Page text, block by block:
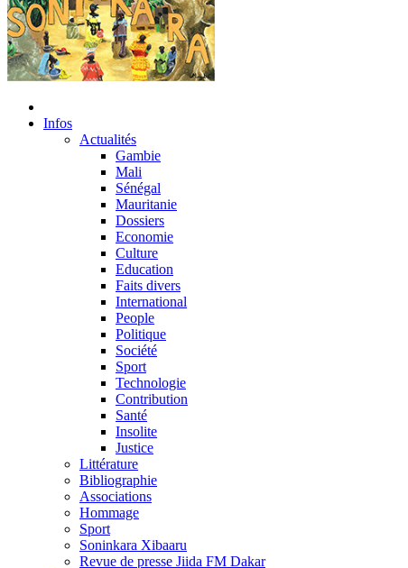
Infos
Actualités
Gambie
Mali
Sénégal
Mauritanie
Dossiers
Economie
Culture
Education
Faits divers
International
People
Politique
Société
Sport
Technologie
Contribution
Santé
Insolite
Justice
Littérature
Bibliographie
Associations
Hommage
Sport
Soninkara Xibaaru
Revue de presse Jiida FM Dakar